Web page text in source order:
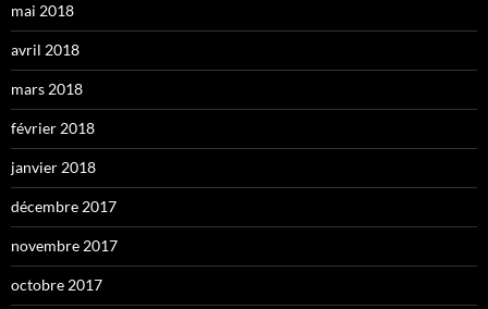
mai 2018
avril 2018
mars 2018
février 2018
janvier 2018
décembre 2017
novembre 2017
octobre 2017